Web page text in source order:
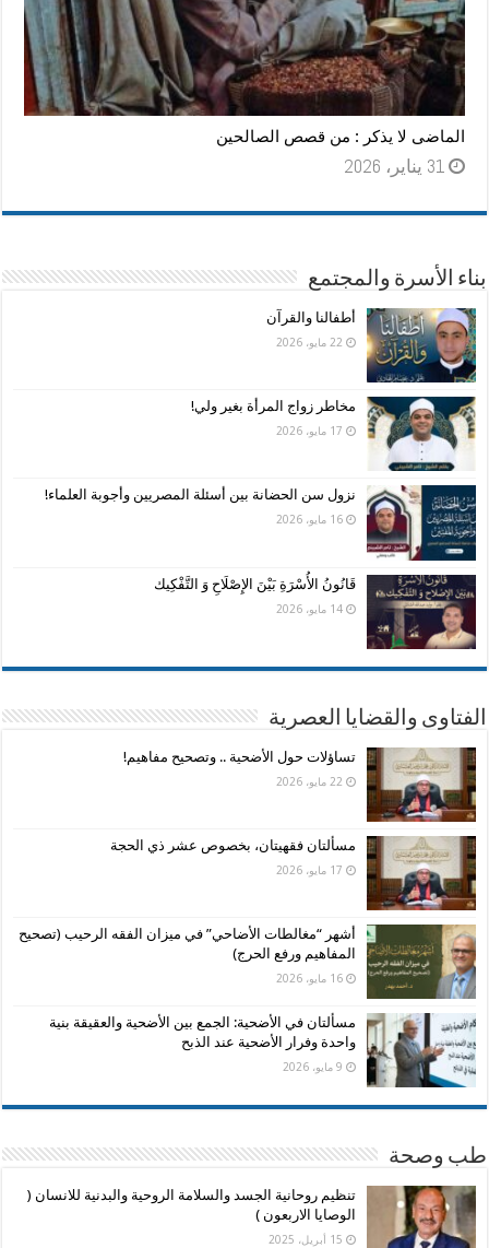
الماضى لا يذكر : من قصص الصالحين
31 يناير، 2026
بناء الأسرة والمجتمع
أطفالنا والقرآن
22 مايو، 2026
مخاطر زواج المرأة بغير ولي!
17 مايو، 2026
نزول سن الحضانة بين أسئلة المصريين وأجوبة العلماء!
16 مايو، 2026
قَانُونُ الأُسْرَةِ بَيْنَ الإِصْلَاحِ وَ التَّفْكِيك
14 مايو، 2026
الفتاوى والقضايا العصرية
تساؤلات حول الأضحية .. وتصحيح مفاهيم!
22 مايو، 2026
مسألتان فقهيتان، بخصوص عشر ذي الحجة
17 مايو، 2026
أشهر “مغالطات الأضاحي” في ميزان الفقه الرحيب (تصحيح
المفاهيم ورفع الحرج)
16 مايو، 2026
مسألتان في الأضحية: الجمع بين الأضحية والعقيقة بنية
واحدة وفرار الأضحية عند الذبح
9 مايو، 2026
طب وصحة
تنظيم روحانية الجسد والسلامة الروحية والبدنية للانسان (
الوصايا الاربعون )
15 أبريل، 2025